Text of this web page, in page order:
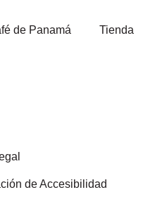
de Panamá Tienda
de Accesibilidad